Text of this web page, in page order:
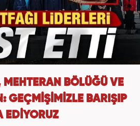
BÖLÜĞÜ VE
GEÇMİŞİMİZLE BARIŞIP
EDİYORUZ